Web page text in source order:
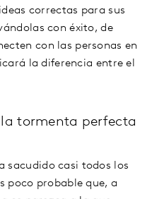
correctas para sus
con éxito, de
con las personas en
la diferencia entre el
tormenta perfecta
sacudido casi todos los
poco probable que, a